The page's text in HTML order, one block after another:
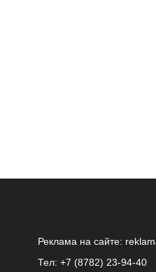
Реклама на сайте:
Тел: +7 (8782) 23‑94‑40